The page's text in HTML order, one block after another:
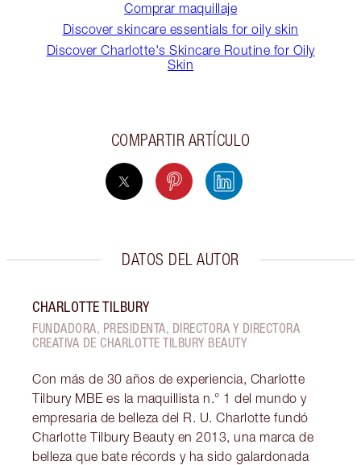
Comprar maquillaje
Discover skincare essentials for oily skin
Discover Charlotte's Skincare Routine for Oily
Skin
COMPARTIR ARTÍCULO
DATOS DEL AUTOR
CHARLOTTE TILBURY
FUNDADORA, PRESIDENTA, DIRECTORA Y DIRECTORA
CREATIVA DE CHARLOTTE TILBURY BEAUTY
Con más de 30 años de experiencia, Charlotte
Tilbury MBE es la maquillista n.° 1 del mundo y
empresaria de belleza del R. U. Charlotte fundó
Charlotte Tilbury Beauty en 2013, una marca de
belleza que bate récords y ha sido galardonada